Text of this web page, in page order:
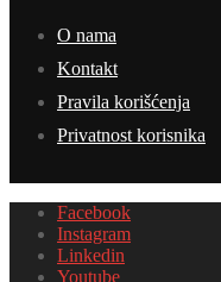
O nama
Kontakt
Pravila korišćenja
Privatnost korisnika
Facebook
Instagram
Linkedin
Youtube